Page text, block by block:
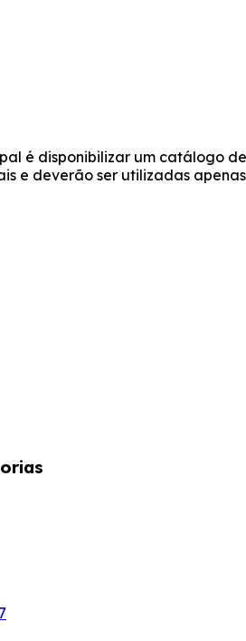
é disponibilizar um catálogo
e deverão ser utilizadas
7